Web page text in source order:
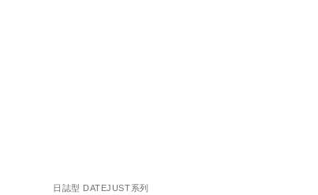
日誌型 DATEJUST系列